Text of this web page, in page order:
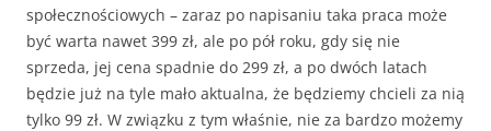
społecznościowych – zaraz po napisaniu taka praca może
być warta nawet 399 zł, ale po pół roku, gdy się nie
sprzeda, jej cena spadnie do 299 zł, a po dwóch latach
będzie już na tyle mało aktualna, że będziemy chcieli za nią
tylko 99 zł. W związku z tym właśnie, nie za bardzo możemy